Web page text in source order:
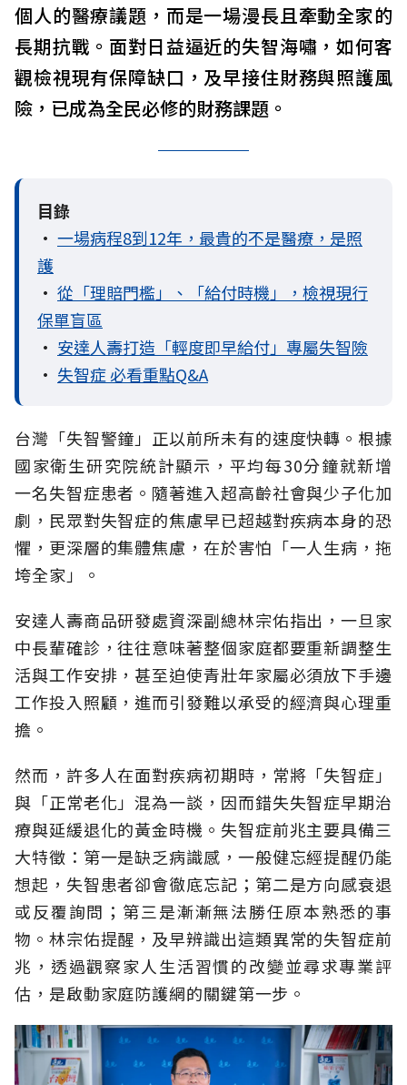
個人的醫療議題，而是一場漫長且牽動全家的
長期抗戰。面對日益逼近的失智海嘯，如何客
觀檢視現有保障缺口，及早接住財務與照護風
險，已成為全民必修的財務課題。
目錄
• 一場病程8到12年，最貴的不是醫療，是照
護
• 從「理賠門檻」、「給付時機」，檢視現行
保單盲區
• 安達人壽打造「輕度即早給付」專屬失智險
• 失智症 必看重點Q&A
台灣「失智警鐘」正以前所未有的速度快轉。根據
國家衛生研究院統計顯示，平均每30分鐘就新增
一名失智症患者。隨著進入超高齡社會與少子化加
劇，民眾對失智症的焦慮早已超越對疾病本身的恐
懼，更深層的集體焦慮，在於害怕「一人生病，拖
垮全家」。
安達人壽商品研發處資深副總林宗佑指出，一旦家
中長輩確診，往往意味著整個家庭都要重新調整生
活與工作安排，甚至迫使青壯年家屬必須放下手邊
工作投入照顧，進而引發難以承受的經濟與心理重
擔。
然而，許多人在面對疾病初期時，常將「失智症」
與「正常老化」混為一談，因而錯失失智症早期治
療與延緩退化的黃金時機。失智症前兆主要具備三
大特徵：第一是缺乏病識感，一般健忘經提醒仍能
想起，失智患者卻會徹底忘記；第二是方向感衰退
或反覆詢問；第三是漸漸無法勝任原本熟悉的事
物。林宗佑提醒，及早辨識出這類異常的失智症前
兆，透過觀察家人生活習慣的改變並尋求專業評
估，是啟動家庭防護網的關鍵第一步。